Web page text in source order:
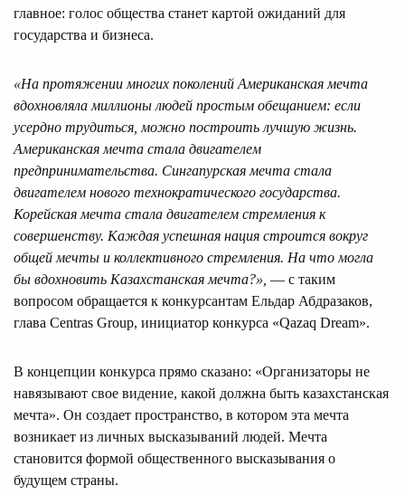
главное: голос общества станет картой ожиданий для
государства и бизнеса.
«На протяжении многих поколений Американская мечта
вдохновляла миллионы людей простым обещанием: если
усердно трудиться, можно построить лучшую жизнь.
Американская мечта стала двигателем
предпринимательства. Сингапурская мечта стала
двигателем нового технократического государства.
Корейская мечта стала двигателем стремления к
совершенству. Каждая успешная нация строится вокруг
общей мечты и коллективного стремления. На что могла
бы вдохновить Казахстанская мечта?», — с таким
вопросом обращается к конкурсантам Ельдар Абдразаков,
глава Centras Group, инициатор конкурса «Qazaq Dream».
В концепции конкурса прямо сказано: «Организаторы не
навязывают свое видение, какой должна быть казахстанская
мечта». Он создает пространство, в котором эта мечта
возникает из личных высказываний людей. Мечта
становится формой общественного высказывания о
будущем страны.